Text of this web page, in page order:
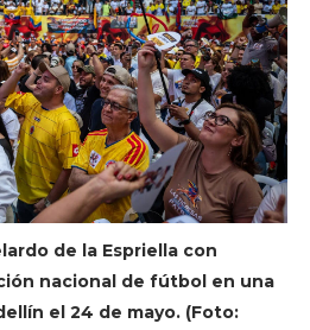
de la Espriella con
nacional de fútbol en una
el 24 de mayo. (Foto: